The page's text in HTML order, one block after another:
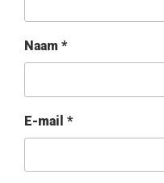
Naam *
E-mail *